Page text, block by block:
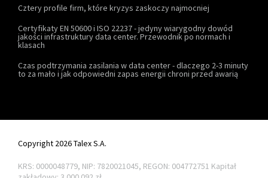
Cztery profile firm, które kryzys zaskoczy najmocniej
Certyfikaty EN 50600 i ISO 22237 - jedyny wiarygodny dowód
jakości infrastruktury data center. Przewodnik po normach i
klasach
Czas podtrzymania zasilania w data center - dlaczego 2-3 minuty
to za mało i jak odpowiedni zapas energii chroni przed awarią
Copyright 2026 Talex S.A.
KRS: 0000048779, NIP: 7820021045, REGON: 004772751 Kapitał